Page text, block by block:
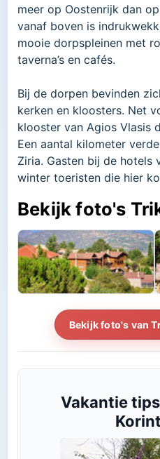
meer op Oostenrijk dan
vanaf boven is
mooie dorpspleinen met
taverna’s en cafés.
Bij de dorpen bevinden
kerken en kloosters. Net
klooster van Agios Vlasis
Een aantal kilometer
Ziria. Gasten bij de hotels
winter toeristen die hier
Bekijk foto's
Bekijk foto's van
Vakantie